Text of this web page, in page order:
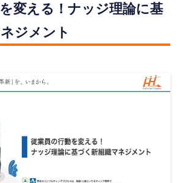
変える！ナッジ理論に基
ジメント